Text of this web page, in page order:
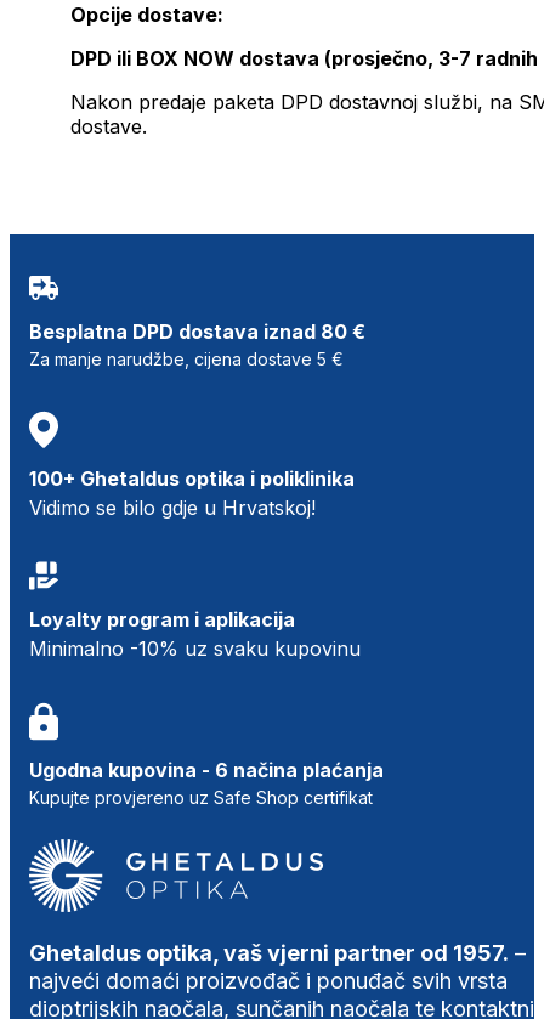
Opcije dostave:
DPD ili BOX NOW dostava (prosječno, 3-7 radnih
Nakon predaje paketa DPD dostavnoj službi, na
dostave.
Besplatna DPD dostava iznad 80 €
Za manje narudžbe, cijena dostave 5 €
100+ Ghetaldus optika i poliklinika
Vidimo se bilo gdje u Hrvatskoj!
Loyalty program i aplikacija
Minimalno -10% uz svaku kupovinu
Ugodna kupovina - 6 načina plaćanja
Kupujte provjereno uz Safe Shop certifikat
Ghetaldus optika, vaš vjerni partner od 1957. –
najveći domaći proizvođač i ponuđač svih vrsta
dioptrijskih naočala, sunčanih naočala te